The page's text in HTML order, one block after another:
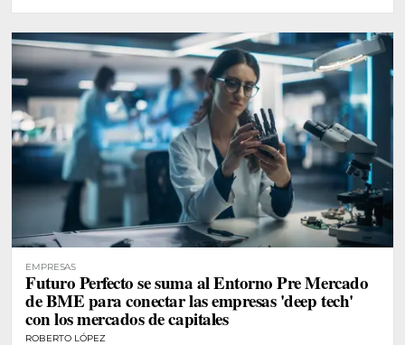
EMPRESAS
Futuro Perfecto se suma al Entorno Pre Mercado
de BME para conectar las empresas 'deep tech'
con los mercados de capitales
ROBERTO LÓPEZ